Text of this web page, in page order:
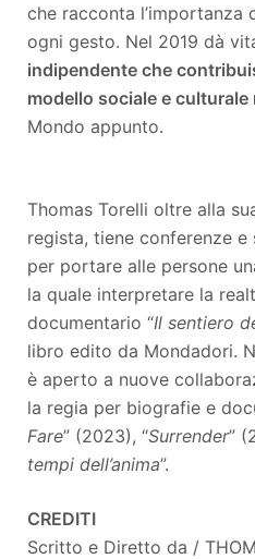
che racconta l’importanza
ogni gesto. Nel 2019 dà
indipendente che
modello sociale e culturale
Mondo appunto.
Thomas Torelli oltre alla
regista, tiene conferenze
per portare alle persone
la quale interpretare la
documentario “Il sentiero
libro edito da Mondadori.
è aperto a nuove
la regia per biografie e
Fare” (2023), “Surrender”
tempi dell’anima”.
CREDITI
Scritto e Diretto da /